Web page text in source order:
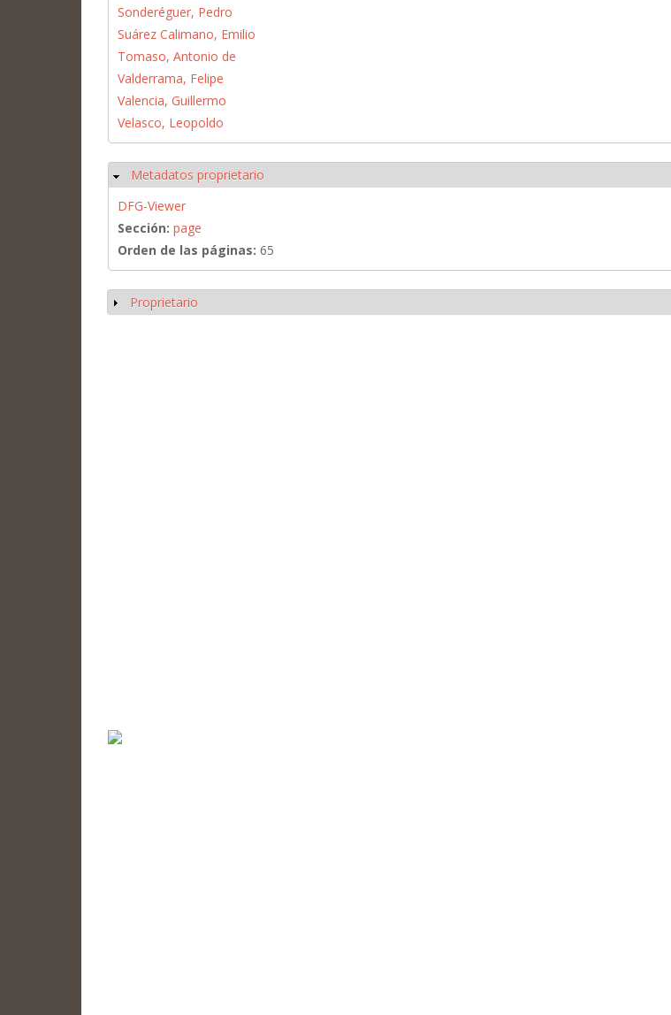
Sonderéguer, Pedro
Suárez Calimano, Emilio
Tomaso, Antonio de
Valderrama, Felipe
Valencia, Guillermo
Velasco, Leopoldo
Ocultar
Metadatos proprietario
DFG-Viewer
Sección: page
Orden de las páginas: 65
Mostrar
Proprietario